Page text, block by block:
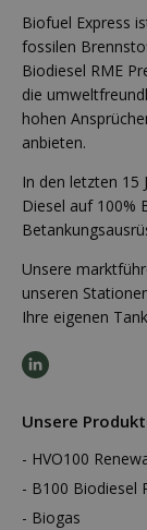
Biofuel Express
fossilen
Biodiesel RME
die
hohen
anbieten.
In den letzten 15
Diesel auf 100%
Unsere
unseren
Ihre eigenen
Unsere
HVO100
B100 Biodiesel
Biogas